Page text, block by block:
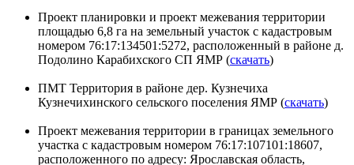
Проект планировки и проект межевания территории
площадью 6,8 га на земельный участок с кадастровым
номером 76:17:134501:5272, расположенный в районе д.
Подолино Карабихского СП ЯМР (скачать)
ПМТ Территория в районе дер. Кузнечиха
Кузнечихинского сельского поселения ЯМР (скачать)
Проект межевания территории в границах земельного
участка с кадастровым номером 76:17:107101:18607,
расположенного по адресу: Ярославская область,